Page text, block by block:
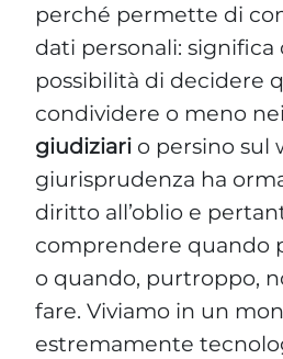
perché permette di
dati personali: significa
possibilità di decidere
condividere o meno nei
giudiziari o persino sul
giurisprudenza ha
diritto all’oblio e
comprendere quando
o quando, purtroppo,
fare. Viviamo in un
estremamente